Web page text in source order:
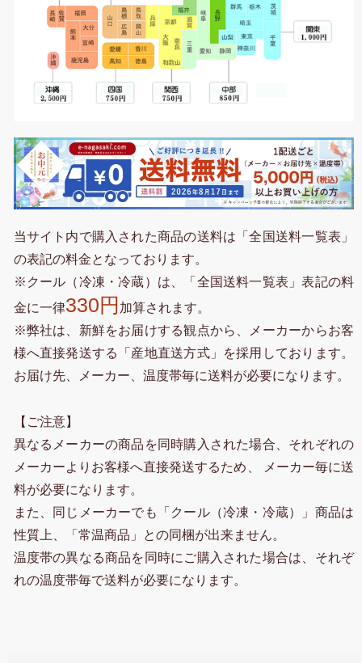
当サイト内で購入された商品の送料は「全国送料一覧表」
の表記の料金となっております。
※クール（冷凍・冷蔵）は、「全国送料一覧表」表記の料
金に一律330円 加算されます。
※弊社は、新鮮をお届けする観点から、メーカーからお客
様へ直接発送する「産地直送方式」を採用しております。
お届け先、メーカー、温度帯毎に送料が必要になります。
【ご注意】
異なるメーカーの商品を同時購入された場合、それぞれの
メーカーよりお客様へ直接発送するため、 メーカー毎に送
料が必要になります。
また、同じメーカーでも「クール（冷凍・冷蔵）」商品は
性質上、「常温商品」との同梱が出来ません。
温度帯の異なる商品を同時にご購入された場合は、それぞ
れの温度帯毎で送料が必要になります。